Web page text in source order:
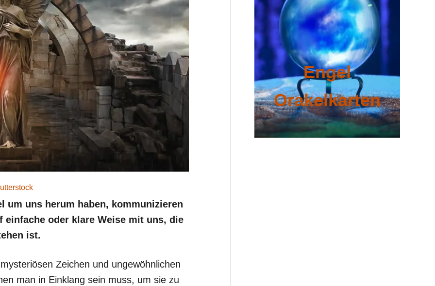
um uns herum haben, kommunizieren
oder klare Weise mit uns, die
ist.
Zeichen und ungewöhnlichen
man in Einklang sein muss, um sie zu
Engel
Orakelkarten